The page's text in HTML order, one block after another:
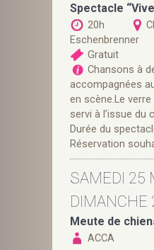
Spectacle
20h
Eschenbrenner
Gratuit
Chansons à
accompagnées
en scène.Le verre
servi à l’issue du
Durée du
Réservation
SAMEDI 25
DIMANCHE
Meute de
ACCA